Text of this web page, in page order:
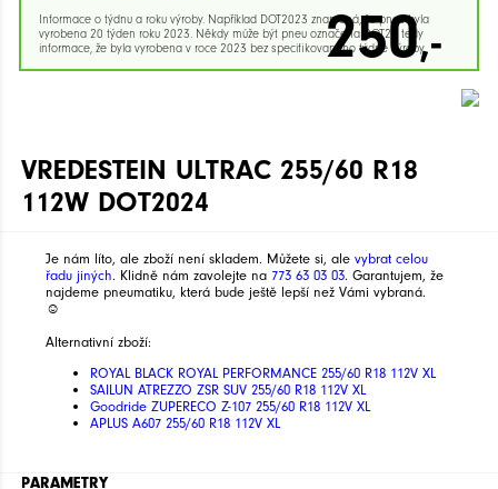
Informace o týdnu a roku výroby. Například DOT2023 znamená, že pneu byla
vyrobena 20 týden roku 2023. Někdy může být pneu označena DOT23 tedy
informace, že byla vyrobena v roce 2023 bez specifikovaného týdne výroby.
250,-
VREDESTEIN ULTRAC 255/60 R18
112W DOT2024
Je nám líto, ale zboží není skladem. Můžete si, ale vybrat celou
řadu jiných. Klidně nám zavolejte na 773 63 03 03. Garantujem, že
najdeme pneumatiku, která bude ještě lepší než Vámi vybraná.
☺
Alternativní zboží:
ROYAL BLACK ROYAL PERFORMANCE 255/60 R18 112V XL
SAILUN ATREZZO ZSR SUV 255/60 R18 112V XL
Goodride ZUPERECO Z-107 255/60 R18 112V XL
APLUS A607 255/60 R18 112V XL
PARAMETRY